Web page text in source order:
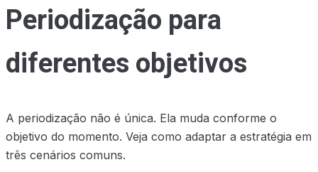
Periodização para
diferentes objetivos
A periodização não é única. Ela muda conforme o
objetivo do momento. Veja como adaptar a estratégia em
três cenários comuns.